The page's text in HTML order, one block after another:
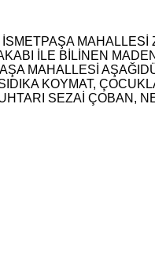
İLE BİLİNEN
MAHALLESİ
KOYMAT,
SEZAİ ÇOBAN,